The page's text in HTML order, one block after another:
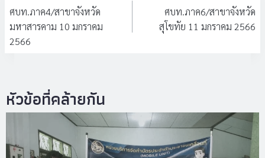
ศบท.ภาค4/สาขาจังหวัด
มหาสารคาม 10 มกราคม
2566
ศบท.ภาค6/สาขาจังหวัด
สุโขทัย 11 มกราคม 2566